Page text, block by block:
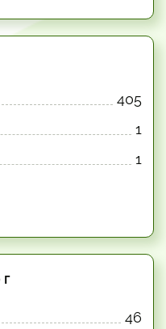
405
1
1
46